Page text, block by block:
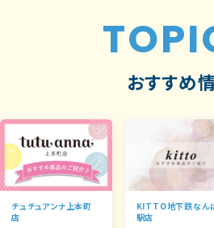
おすすめ
チュチュアンナ上本町
店
KITTO地下鉄なん
駅店